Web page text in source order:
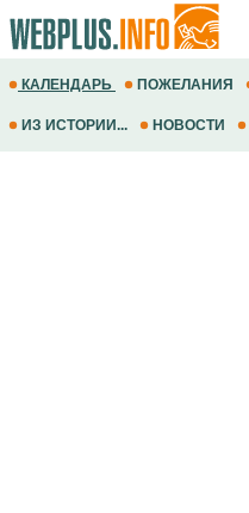
КАЛЕНДАРЬ ПОЖЕЛАНИЯ
ИЗ ИСТОРИИ... НОВОСТИ